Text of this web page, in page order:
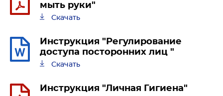
мыть руки"
Скачать
Инструкция "Регулирование
доступа посторонних лиц "
Скачать
Инструкция "Личная Гигиена"